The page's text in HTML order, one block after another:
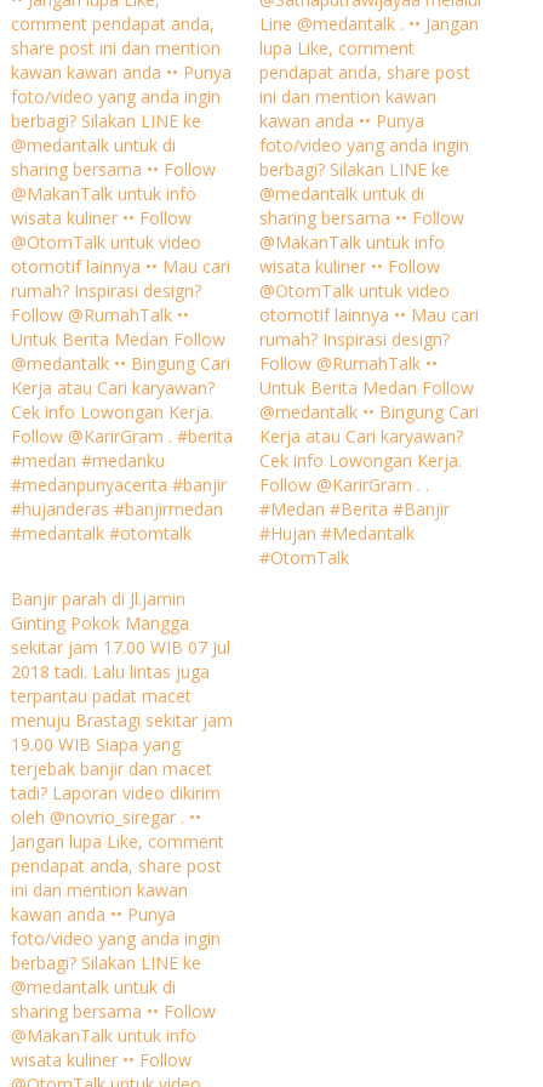
comment pendapat anda,
share post ini dan mention
kawan kawan anda •• Punya
foto/video yang anda ingin
berbagi? Silakan LINE ke
@medantalk untuk di
sharing bersama •• Follow
@MakanTalk untuk info
wisata kuliner •• Follow
@OtomTalk untuk video
otomotif lainnya •• Mau cari
rumah? Inspirasi design?
Follow @RumahTalk ••
Untuk Berita Medan Follow
@medantalk •• Bingung Cari
Kerja atau Cari karyawan?
Cek info Lowongan Kerja.
Follow @KarirGram . #berita
#medan #medanku
#medanpunyacerita #banjir
#hujanderas #banjirmedan
#medantalk #otomtalk
Line @medantalk . •• Jangan
lupa Like, comment
pendapat anda, share post
ini dan mention kawan
kawan anda •• Punya
foto/video yang anda ingin
berbagi? Silakan LINE ke
@medantalk untuk di
sharing bersama •• Follow
@MakanTalk untuk info
wisata kuliner •• Follow
@OtomTalk untuk video
otomotif lainnya •• Mau cari
rumah? Inspirasi design?
Follow @RumahTalk ••
Untuk Berita Medan Follow
@medantalk •• Bingung Cari
Kerja atau Cari karyawan?
Cek info Lowongan Kerja.
Follow @KarirGram . .
#Medan #Berita #Banjir
#Hujan #Medantalk
#OtomTalk
Banjir parah di Jl.jamin
Ginting Pokok Mangga
sekitar jam 17.00 WIB 07 Jul
2018 tadi. Lalu lintas juga
terpantau padat macet
menuju Brastagi sekitar jam
19.00 WIB Siapa yang
terjebak banjir dan macet
tadi? Laporan video dikirim
oleh @novrio_siregar . ••
Jangan lupa Like, comment
pendapat anda, share post
ini dan mention kawan
kawan anda •• Punya
foto/video yang anda ingin
berbagi? Silakan LINE ke
@medantalk untuk di
sharing bersama •• Follow
@MakanTalk untuk info
wisata kuliner •• Follow